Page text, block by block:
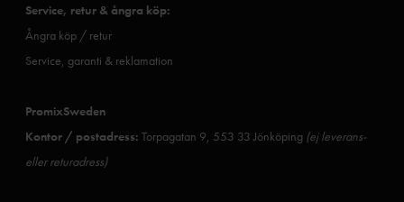
Service, retur & ångra köp:
Ångra köp / retur
Service, garanti & reklamation
PromixSweden
Kontor / postadress: Torpagatan 9, 553 33 Jönköping (ej leverans-
eller returadress)